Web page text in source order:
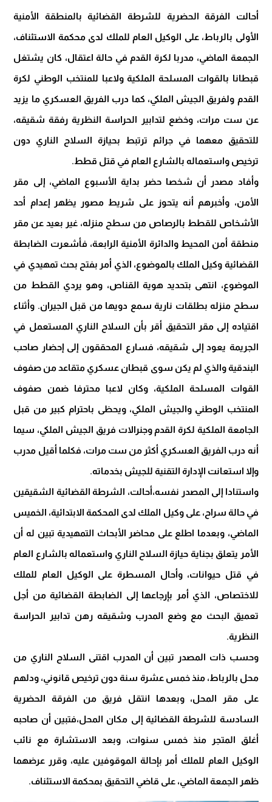
أحالت الفرقة الحضرية للشرطة القضائية بالمنطقة الأمنية
الأولى بالرباط، على الوكيل العام للملك لدى محكمة الاستئناف،
الجمعة الماضي، مدربا لكرة القدم في حالة اعتقال، كان يشتغل
قبطانا بالقوات المسلحة الملكية ولاعبا للمنتخب الوطني لكرة
القدم ولفريق الجيش الملكي، كما درب الفريق العسكري ما يزيد
عن ست مرات، وخضع لتدابير الحراسة النظرية رفقة شقيقه،
للتحقيق معهما في جرائم ترتبط بحيازة السلاح الناري دون
ترخيص واستعماله بالشارع العام في قتل قطط.
وأفاد مصدر أن شخصا حضر بداية الأسبوع الماضي، إلى مقر
الأمن، وأخبرهم أنه يتحوز على شريط مصور يظهر إعدام أحد
الأشخاص للقطط بالرصاص من سطح منزله، غير بعيد عن مقر
منطقة أمن المحيط والدائرة الأمنية الرابعة، فأشعرت الضابطة
القضائية وكيل الملك بالموضوع، الذي أمر بفتح بحث تمهيدي في
الموضوع، انتهى بتحديد هوية القناص، وهو يردي القطط من
سطح منزله بطلقات نارية سمع دويها من قبل الجيران. وأثناء
اقتياده إلى مقر التحقيق أقر بأن السلاح الناري المستعمل في
الجريمة يعود إلى شقيقه، فسارع المحققون إلى إحضار صاحب
البندقية والذي لم يكن سوى قبطان عسكري متقاعد من صفوف
القوات المسلحة الملكية، وكان لاعبا محترفا ضمن صفوف
المنتخب الوطني والجيش الملكي، ويحظى باحترام كبير من قبل
الجامعة الملكية لكرة القدم وجنرالات فريق الجيش الملكي، سيما
أنه درب الفريق العسكري أكثر من ست مرات، فكلما أقيل مدرب
وإلا استعانت الإدارة التقنية للجيش بخدماته.
واستنادا إلى المصدر نفسه،أحالت، الشرطة القضائية الشقيقين
في حالة سراح، على وكيل الملك لدى المحكمة الابتدائية، الخميس
الماضي، وبعدما اطلع على محاضر الأبحاث التمهيدية تبين له أن
الأمر يتعلق بجناية حيازة السلاح الناري واستعماله بالشارع العام
في قتل حيوانات، وأحال المسطرة على الوكيل العام للملك
للاختصاص، الذي أمر بإرجاعها إلى الضابطة القضائية من أجل
تعميق البحث مع وضع المدرب وشقيقه رهن تدابير الحراسة
النظرية.
وحسب ذات المصدر تبين أن المدرب اقتنى السلاح الناري من
محل بالرباط، منذ خمس عشرة سنة دون ترخيص قانوني، ودلهم
على مقر المحل، وبعدها انتقل فريق من الفرقة الحضرية
السادسة للشرطة القضائية إلى مكان المحل،فتبين أن صاحبه
أغلق المتجر منذ خمس سنوات، وبعد الاستشارة مع نائب
الوكيل العام للملك أمر بإحالة الموقوفين عليه، وقرر عرضهما
ظهر الجمعة الماضي، على قاضي التحقيق بمحكمة الاستئناف.